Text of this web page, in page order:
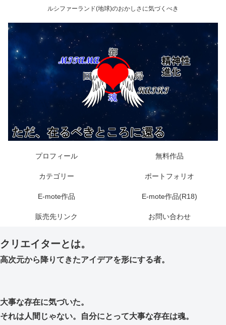
ルシファーランド(地球)のおかしさに気づくべき
プロフィール 無料作品
カテゴリー ポートフォリオ
E-mote作品 E-mote作品(R18)
販売先リンク お問い合わせ
クリエイターとは。
高次元から降りてきたアイデアを形にする者。
大事な存在に気づいた。
それは人間じゃない。自分にとって大事な存在は魂。